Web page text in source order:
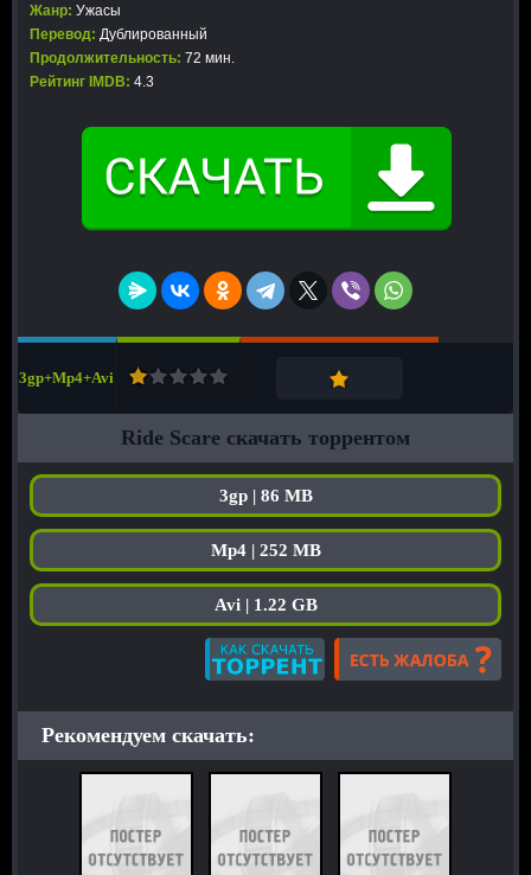
Жанр: Ужасы
Перевод: Дублированный
Продолжительность: 72 мин.
Рейтинг IMDB: 4.3
3gp+Mp4+Avi
Ride Scare скачать торрентом
3gp | 86 MB
Mp4 | 252 MB
Avi | 1.22 GB
Рекомендуем скачать: